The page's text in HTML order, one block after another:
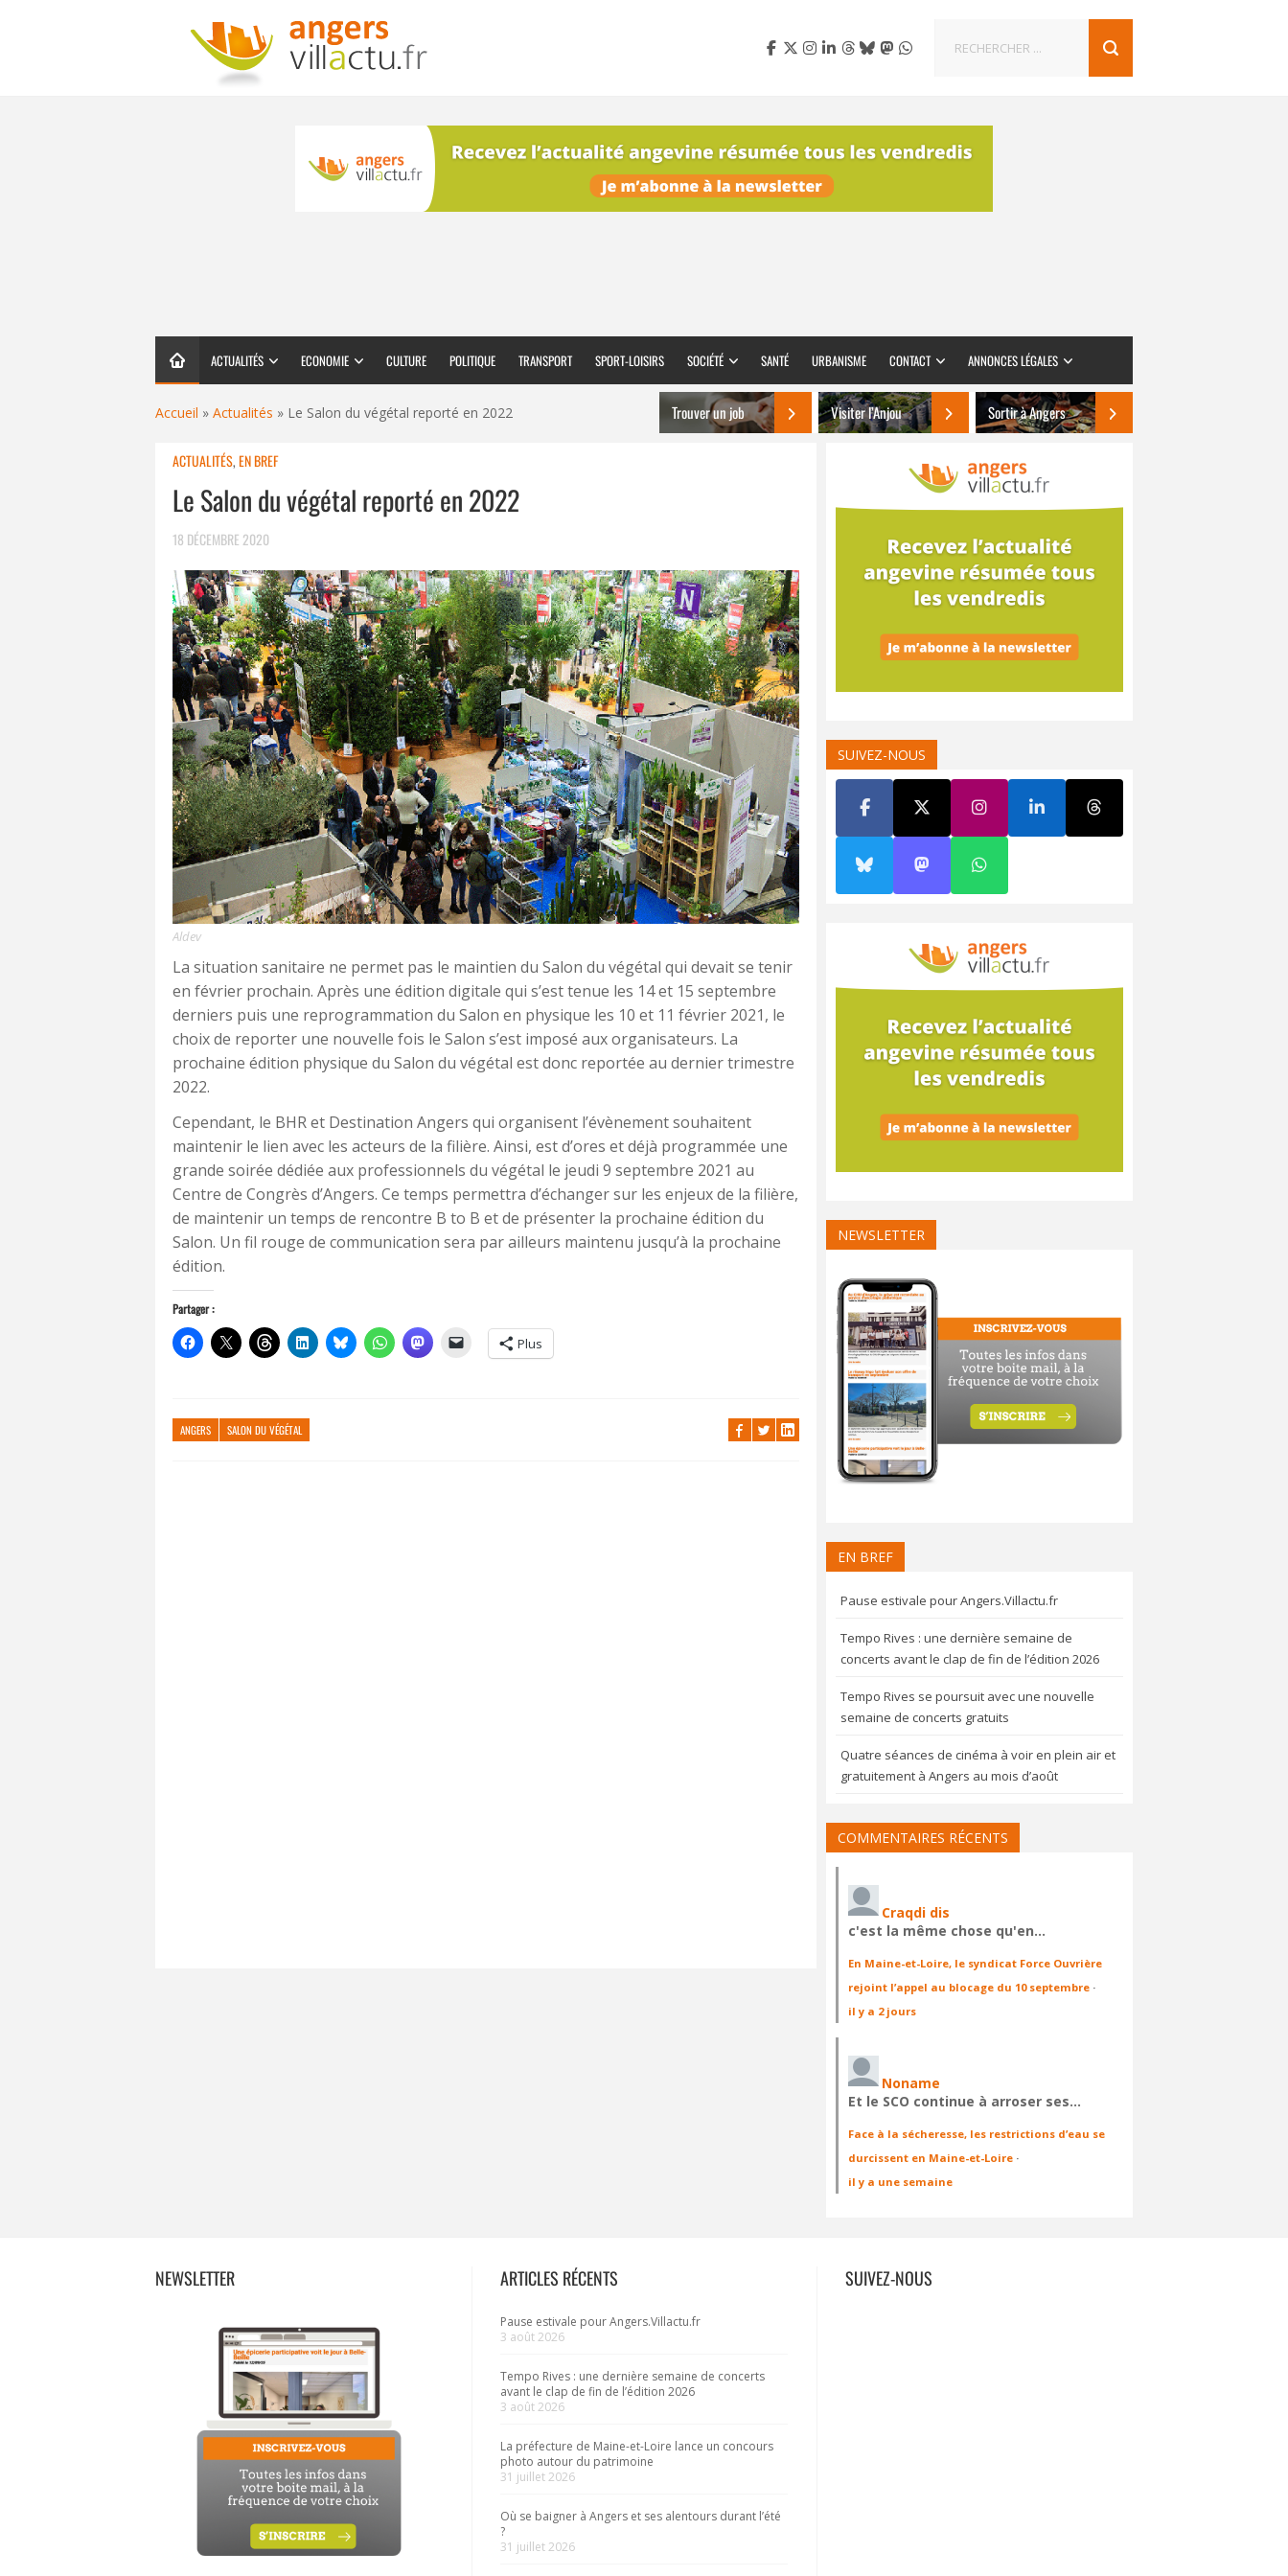
ACTUALITÉS ECONOMIE CULTURE POLITIQUE TRANSPORT SPORT-LOISIRS SOCIÉTÉ SANTÉ URBANISME CONTACT ANNONCES LÉGALES
Accueil » Actualités » Le Salon du végétal reporté en 2022 Trouver un job Visiter l’Anjou Sortir à Angers
ACTUALITÉS,EN BREF
Le Salon du végétal reporté en 2022
18 DÉCEMBRE 2020
Aldev
La situation sanitaire ne permet pas le maintien du Salon du végétal qui devait se tenir
en février prochain. Après une édition digitale qui s’est tenue les 14 et 15 septembre
derniers puis une reprogrammation du Salon en physique les 10 et 11 février 2021, le
choix de reporter une nouvelle fois le Salon s’est imposé aux organisateurs. La
prochaine édition physique du Salon du végétal est donc reportée au dernier trimestre
2022.
Cependant, le BHR et Destination Angers qui organisent l’évènement souhaitent
maintenir le lien avec les acteurs de la filière. Ainsi, est d’ores et déjà programmée une
grande soirée dédiée aux professionnels du végétal le jeudi 9 septembre 2021 au
Centre de Congrès d’Angers. Ce temps permettra d’échanger sur les enjeux de la filière,
de maintenir un temps de rencontre B to B et de présenter la prochaine édition du
Salon. Un fil rouge de communication sera par ailleurs maintenu jusqu’à la prochaine
édition.
Partager :
Plus
ANGERS SALON DU VÉGÉTAL
SUIVEZ-NOUS
NEWSLETTER
EN BREF
Pause estivale pour Angers.Villactu.fr
Tempo Rives : une dernière semaine de
concerts avant le clap de fin de l’édition 2026
Tempo Rives se poursuit avec une nouvelle
semaine de concerts gratuits
Quatre séances de cinéma à voir en plein air et
gratuitement à Angers au mois d’août
COMMENTAIRES RÉCENTS
Craqdi dis
c'est la même chose qu'en…
En Maine-et-Loire, le syndicat Force Ouvrière
rejoint l’appel au blocage du 10 septembre ·
il y a 2 jours
Noname
Et le SCO continue à arroser ses…
Face à la sécheresse, les restrictions d’eau se
durcissent en Maine-et-Loire ·
il y a une semaine
NEWSLETTER ARTICLES RÉCENTS
Pause estivale pour Angers.Villactu.fr
3 août 2026
Tempo Rives : une dernière semaine de concerts
avant le clap de fin de l’édition 2026
3 août 2026
La préfecture de Maine-et-Loire lance un concours
photo autour du patrimoine
31 juillet 2026
Où se baigner à Angers et ses alentours durant l’été
?
31 juillet 2026
SUIVEZ-NOUS